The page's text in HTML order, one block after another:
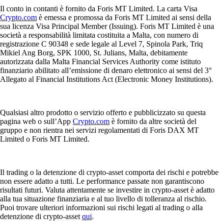
Il conto in contanti è fornito da Foris MT Limited. La carta Visa
Crypto.com è emessa e promossa da Foris MT Limited ai sensi della
sua licenza Visa Principal Member (Issuing). Foris MT Limited è una
società a responsabilità limitata costituita a Malta, con numero di
registrazione C 90348 e sede legale al Level 7, Spinola Park, Triq
Mikiel Ang Borg, SPK 1000, St. Julians, Malta, debitamente
autorizzata dalla Malta Financial Services Authority come istituto
finanziario abilitato all’emissione di denaro elettronico ai sensi del 3°
Allegato al Financial Institutions Act (Electronic Money Institutions).
Qualsiasi altro prodotto o servizio offerto e pubblicizzato su questa
pagina web o sull’App Crypto.com è fornito da altre società del
gruppo e non rientra nei servizi regolamentati di Foris DAX MT
Limited o Foris MT Limited.
Il trading o la detenzione di crypto-asset comporta dei rischi e potrebbe
non essere adatto a tutti. Le performance passate non garantiscono
risultati futuri. Valuta attentamente se investire in crypto-asset è adatto
alla tua situazione finanziaria e al tuo livello di tolleranza al rischio.
Puoi trovare ulteriori informazioni sui rischi legati al trading o alla
detenzione di crypto-asset qui.